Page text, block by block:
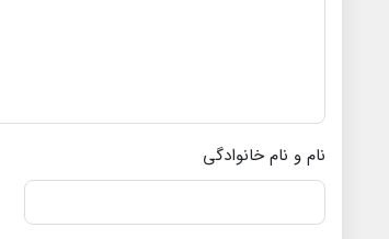
نام و نام خانوادگی